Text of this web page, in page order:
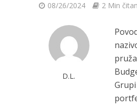
08/26/2024 2 Min
D.L.